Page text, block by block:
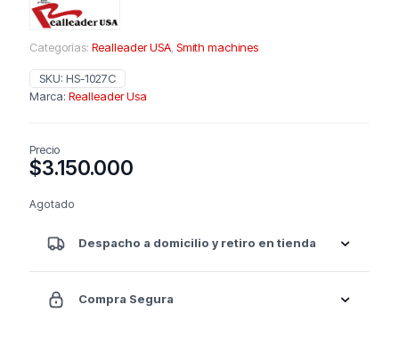
Categorías: Realleader USA Smith machines
SKU: HS-1027C
Marca: Realleader Usa
Precio
$3.150.000
Agotado
Despacho a domicilio y retiro en tienda
Compra Segura